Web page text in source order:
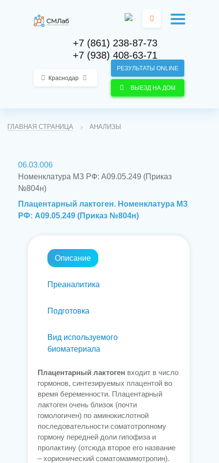
Краснодар
РЕЗУЛЬТАТЫ ONLINE
ВЫЕЗД НА ДОМ
+7 (861) 238-87-73
+7 (938) 408-63-71
ГЛАВНАЯ СТРАНИЦА АНАЛИЗЫ
06.03.006
Номенклатура МЗ РФ: A09.05.249 (Приказ
№804н)
Плацентарный лактоген. Номенклатура МЗ
РФ: A09.05.249 (Приказ №804н)
Описание
Преаналитика
Подготовка
Вид используемого
биоматериала
Плацентарный лактоген входит в число
гормонов, синтезируемых плацентой во
время беременности. Плацентарный
лактоген очень близок (почти
гомологичен) по аминокислотной
последовательности соматотропному
гормону передней доли гипофиза и
пролактину (отсюда второе его название
– хорионический соматомаммотропин).